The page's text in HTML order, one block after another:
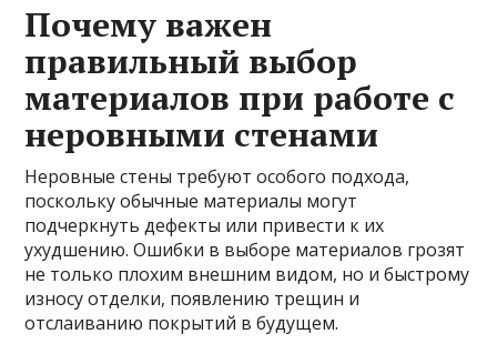
Почему важен
правильный выбор
материалов при работе с
неровными стенами
Неровные стены требуют особого подхода,
поскольку обычные материалы могут
подчеркнуть дефекты или привести к их
ухудшению. Ошибки в выборе материалов грозят
не только плохим внешним видом, но и быстрому
износу отделки, появлению трещин и
отслаиванию покрытий в будущем.